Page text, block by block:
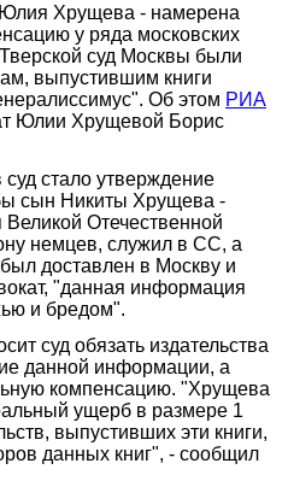
Хрущева - намерена
у ряда московских
суд Москвы были
выпустившим книги
Об этом РИА
Юлии Хрущевой Борис
стало утверждение
сын Никиты Хрущева -
Отечественной
немцев, служил в СС, а
доставлен в Москву и
"данная информация
и бредом".
суд обязать издательства
данной информации, а
компенсацию. "Хрущева
ущерб в размере 1
выпустивших эти книги,
данных книг", - сообщил